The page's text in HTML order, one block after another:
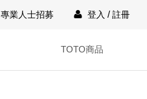
專業人士招募 登入 /註冊
TOTO商品